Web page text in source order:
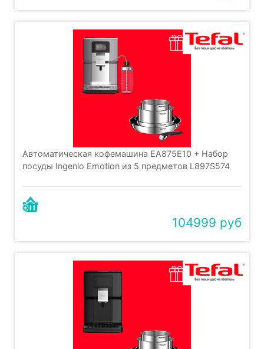
Автоматическая кофемашина EA875E10 + Набор
посуды Ingenio Emotion из 5 предметов L897S574
104999 руб